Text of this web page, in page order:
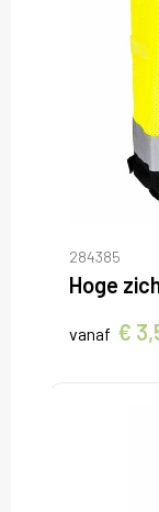
284385
Hoge
vanaf €